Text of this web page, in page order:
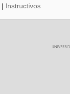
| Instructivos